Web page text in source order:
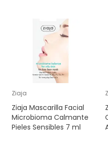
Ziaja
Ziaja Mascarilla Facial
Microbioma Calmante
Pieles Sensibles 7 ml